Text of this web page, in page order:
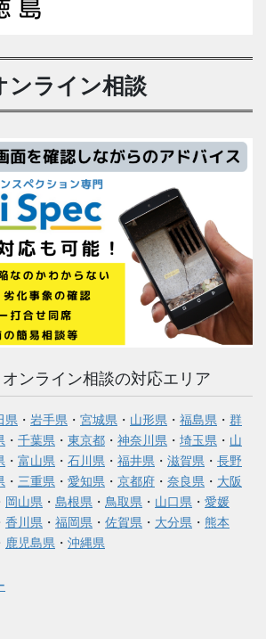
ンライン相談
ンライン相談の対応エリア
県 ・ 岩手県 ・ 宮城県 ・ 山形県 ・ 福島県 ・ 群
・ 千葉県 ・ 東京都 ・ 神奈川県 ・ 埼玉県 ・ 山
・ 富山県 ・ 石川県 ・ 福井県 ・ 滋賀県 ・ 長野
・ 三重県 ・ 愛知県 ・ 京都府 ・ 奈良県 ・ 大阪
岡山県 ・ 島根県 ・ 鳥取県 ・ 山口県 ・ 愛媛
香川県 ・ 福岡県 ・ 佐賀県 ・ 大分県 ・ 熊本
鹿児島県 ・ 沖縄県